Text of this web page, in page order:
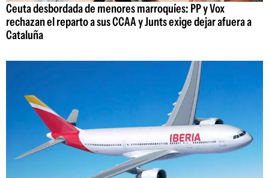
Ceuta desbordada de menores marroquíes: PP y Vox
rechazan el reparto a sus CCAA y Junts exige dejar afuera a
Cataluña